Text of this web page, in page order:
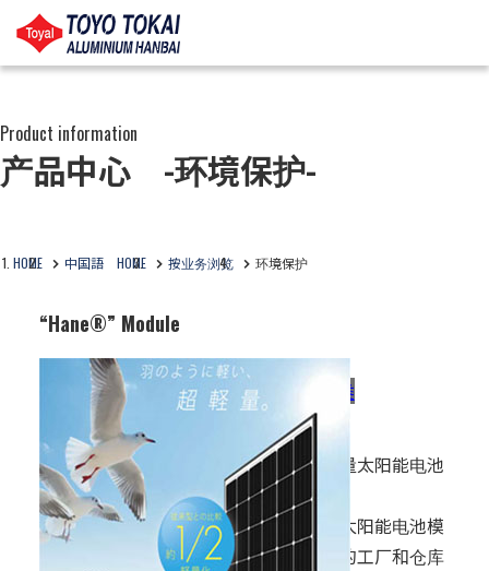
Product information
产品中心 -环境保护-
HOME 中国語 HOME 按业务浏览 环境保护
“Hane®” Module
用途：
建筑材料 / 基础设施类
东洋铝业制造的超轻量太阳能电池
模块。
特别推荐用于超轻量太阳能电池模
块，以及有承重限制的工厂和仓库